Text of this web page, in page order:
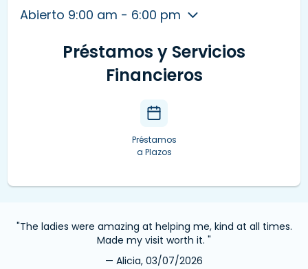
Abierto 9:00 am - 6:00 pm
Préstamos y Servicios
Financieros
Préstamos
a Plazos
"The ladies were amazing at helping me, kind at all times.
Made my visit worth it. "
— Alicia, 03/07/2026